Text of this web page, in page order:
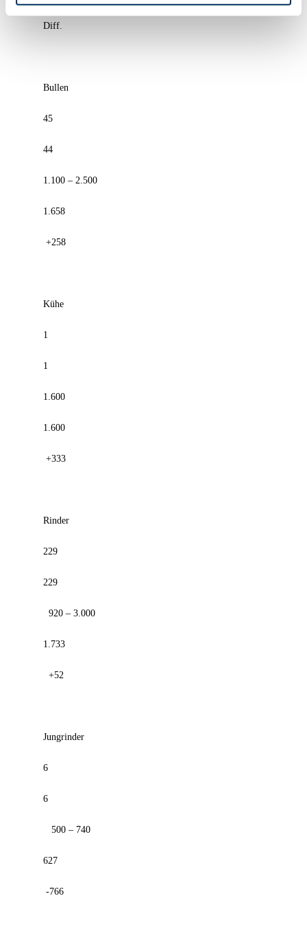
Diff.
Bullen
45
44
1.100 – 2.500
1.658
+258
Kühe
1
1
1.600
1.600
+333
Rinder
229
229
920 – 3.000
1.733
+52
Jungrinder
6
6
500 – 740
627
-766